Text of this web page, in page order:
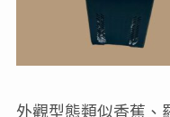
外觀型態類似香蕉、